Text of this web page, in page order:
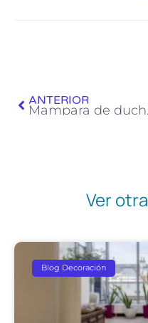
ANTERIOR
Ver
Blog Decoración